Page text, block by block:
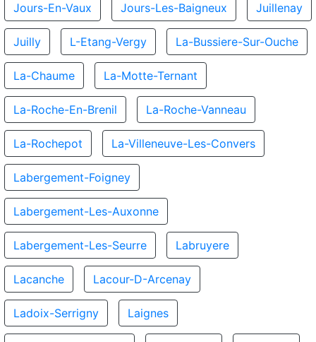
Jours-En-Vaux Jours-Les-Baigneux Juillenay
Juilly L-Etang-Vergy La-Bussiere-Sur-Ouche
La-Chaume La-Motte-Ternant
La-Roche-En-Brenil La-Roche-Vanneau
La-Rochepot La-Villeneuve-Les-Convers
Labergement-Foigney
Labergement-Les-Auxonne
Labergement-Les-Seurre Labruyere
Lacanche Lacour-D-Arcenay
Ladoix-Serrigny Laignes